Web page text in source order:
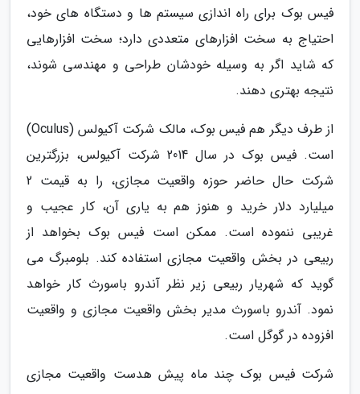
فیس بوک برای راه اندازی سیستم ها و دستگاه های خود،
احتیاج به سخت افزارهای متعددی دارد؛ سخت افزارهایی
که شاید اگر به وسیله خودشان طراحی و مهندسی شوند،
نتیجه بهتری دهند.
از طرف دیگر هم فیس بوک، مالک شرکت آکیولس (Oculus)
است. فیس بوک در سال 2014 شرکت آکیولس، بزرگترین
شرکت حال حاضر حوزه واقعیت مجازی، را به قیمت 2
میلیارد دلار خرید و هنوز هم به یاری آن، کار عجیب و
غریبی ننموده است. ممکن است فیس بوک بخواهد از
ربیعی در بخش واقعیت مجازی استفاده کند. بلومبرگ می
گوید که شهریار ربیعی زیر نظر آندرو باسورث کار خواهد
نمود. آندرو باسورث مدیر بخش واقعیت مجازی و واقعیت
افزوده در گوگل است.
شرکت فیس بوک چند ماه پیش هدست واقعیت مجازی